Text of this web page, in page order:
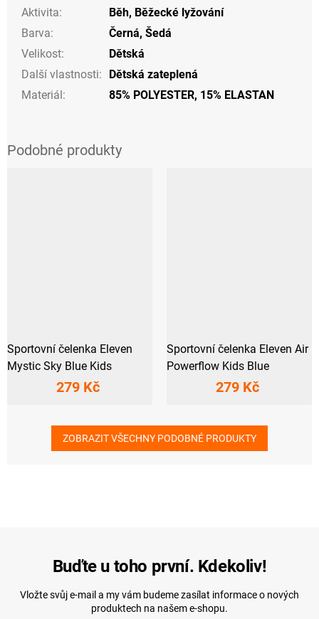
Aktivita: Běh, Běžecké lyžování
Barva: Černá, Šedá
Velikost:
Dětská
Další vlastnosti:
Dětská zateplená
Materiál: 85% POLYESTER, 15% ELASTAN
Sportovní čelenka Eleven
Mystic Sky Blue Kids
279 Kč
Sportovní čelenka Eleven Air
Powerflow Kids Blue
279 Kč
ZOBRAZIT VŠECHNY PODOBNÉ PRODUKTY
Buďte u toho první. Kdekoliv!
Vložte svůj e-mail a my vám budeme zasílat informace o nových
produktech na našem e-shopu.